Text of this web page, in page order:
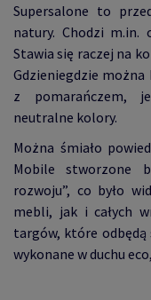
Supersalone to
natury. Chodzi m.in.
Stawia się raczej na
Gdzieniegdzie można
z pomarańczem,
neutralne kolory.
Można śmiało
Mobile stworzone
rozwoju”, co było
mebli, jak i całych
targów, które odbędą
wykonane w duchu